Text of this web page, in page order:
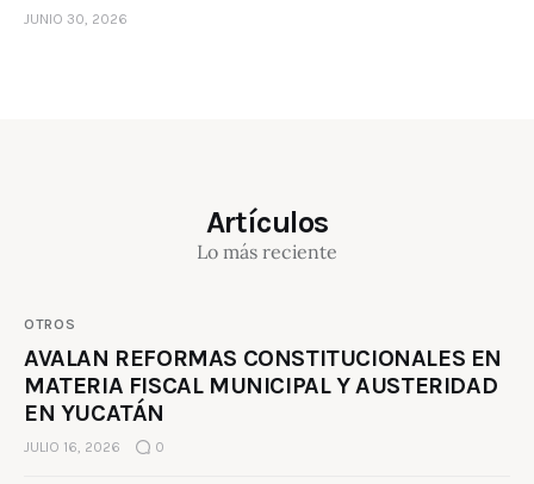
JUNIO 30, 2026
Artículos
Lo más reciente
OTROS
AVALAN REFORMAS CONSTITUCIONALES EN
MATERIA FISCAL MUNICIPAL Y AUSTERIDAD
EN YUCATÁN
JULIO 16, 2026 0